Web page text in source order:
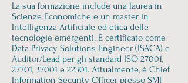
La sua formazione include una laurea in
Scienze Economiche e un master in
Intelligenza Artificiale ed etica delle
tecnologie emergenti. È certificato come
Data Privacy Solutions Engineer (ISACA) e
Auditor/Lead per gli standard ISO 27001,
27701, 37001 e 22301. Attualmente, è Chief
Information Security Officer presso SMI